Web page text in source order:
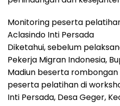
Monitoring peserta
Aclasindo Inti Persada
Diketahui, sebelum
Pekerja Migran Indonesia,
Madiun beserta
peserta pelatihan di
Inti Persada, Desa Geger,